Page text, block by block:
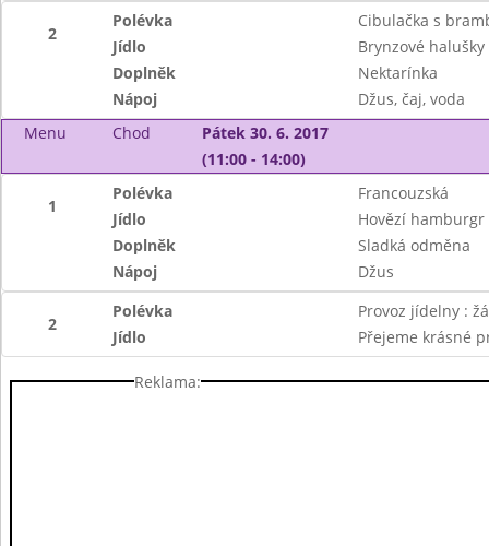
2
Polévka
Cibulačka s
Jídlo
Brynzové
Doplněk
Nektarínka
Nápoj
Džus, čaj, voda
Menu
Chod
Pátek 30. 6. 2017
(11:00 - 14:00)
1
Polévka
Francouzská
Jídlo
Hovězí
Doplněk
Sladká odměna
Nápoj
Džus
2
Polévka
Provoz jídelny :
Jídlo
Přejeme krásné
Reklama: